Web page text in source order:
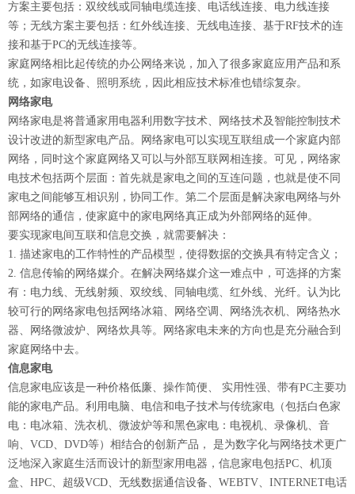
方案主要包括：双绞线或同轴电缆连接、电话线连接、电力线连接
等；无线方案主要包括：红外线连接、无线电连接、基于RF技术的连
接和基于PC的无线连接等。
家庭网络相比起传统的办公网络来说，加入了很多家庭应用产品和系
统，如家电设备、照明系统，因此相应技术标准也错综复杂。
网络家电
网络家电是将普通家用电器利用数字技术、网络技术及智能控制技术
设计改进的新型家电产品。网络家电可以实现互联组成一个家庭内部
网络，同时这个家庭网络又可以与外部互联网相连接。可见，网络家
电技术包括两个层面：首先就是家电之间的互连问题，也就是使不同
家电之间能够互相识别，协同工作。第二个层面是解决家电网络与外
部网络的通信，使家庭中的家电网络真正成为外部网络的延伸。
要实现家电间互联和信息交换，就需要解决：
1. 描述家电的工作特性的产品模型，使得数据的交换具有特定含义；
2. 信息传输的网络媒介。在解决网络媒介这一难点中，可选择的方案
有：电力线、无线射频、双绞线、同轴电缆、红外线、光纤。认为比
较可行的网络家电包括网络冰箱、网络空调、网络洗衣机、网络热水
器、网络微波炉、网络炊具等。网络家电未来的方向也是充分融合到
家庭网络中去。
信息家电
信息家电应该是一种价格低廉、操作简便、 实用性强、带有PC主要功
能的家电产品。利用电脑、电信和电子技术与传统家电（包括白色家
电：电冰箱、洗衣机、微波炉等和黑色家电：电视机、录像机、音
响、VCD、DVD等）相结合的创新产品， 是为数字化与网络技术更广
泛地深入家庭生活而设计的新型家用电器，信息家电包括PC、机顶
盒、HPC、超级VCD、无线数据通信设备、WEBTV、INTERNET电话